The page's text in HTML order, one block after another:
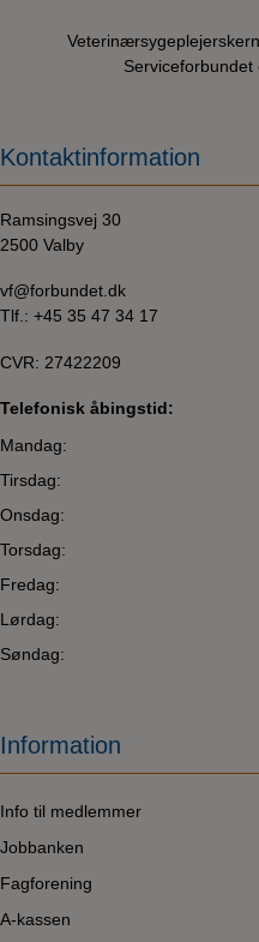
Serviceforbundet
Kontaktinformation
Ramsingsvej 30
2500 Valby
vf@forbundet.dk
Tlf.: +45 35 47 34 17
CVR: 27422209
Telefonisk åbingstid:
Mandag:
Tirsdag:
Onsdag:
Torsdag:
Fredag:
Lørdag:
Søndag:
Information
Info til medlemmer
Jobbanken
Fagforening
A-kassen